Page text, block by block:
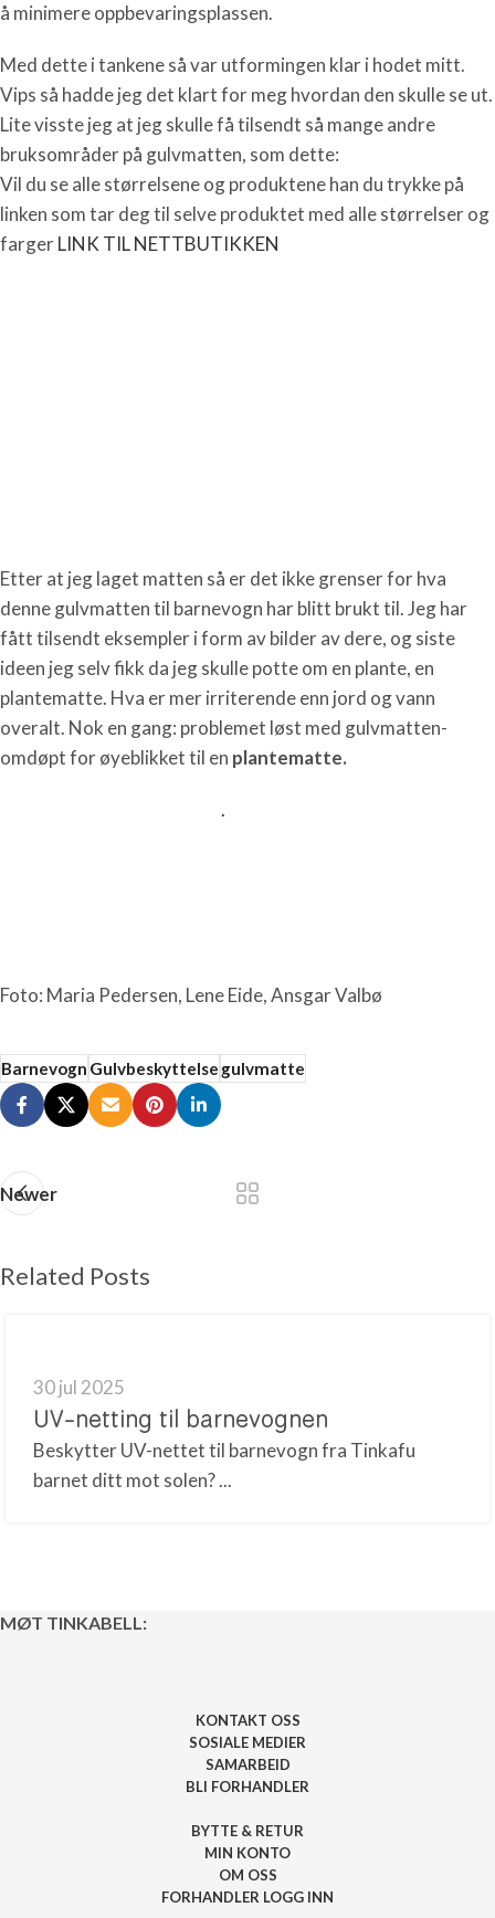
å minimere oppbevaringsplassen.
Med dette i tankene så var utformingen klar i hodet mitt.
Vips så hadde jeg det klart for meg hvordan den skulle se ut.
Lite visste jeg at jeg skulle få tilsendt så mange andre
bruksområder på gulvmatten, som dette:
Vil du se alle størrelsene og produktene han du trykke på
linken som tar deg til selve produktet med alle størrelser og
fargerLINK TIL NETTBUTIKKEN
Etter at jeg laget matten så er det ikke grenser for hva
denne gulvmatten til barnevogn har blitt brukt til. Jeg har
fått tilsendt eksempler i form av bilder av dere, og siste
ideen jeg selv fikk da jeg skulle potte om en plante, en
plantematte. Hva er mer irriterende enn jord og vann
overalt. Nok en gang: problemet løst med gulvmatten-
omdøpt for øyeblikket til en plantematte.
.
Foto: Maria Pedersen, Lene Eide, Ansgar Valbø
BarnevognGulvbeskyttelsegulvmatte
Newer
Related Posts
30 jul 2025
UV-netting til barnevognen
Beskytter UV-nettet til barnevogn fra Tinkafu
barnet ditt mot solen? ...
MØT TINKABELL:
KONTAKT OSS
SOSIALE MEDIER
SAMARBEID
BLI FORHANDLER
BYTTE & RETUR
MIN KONTO
OM OSS
FORHANDLER LOGG INN